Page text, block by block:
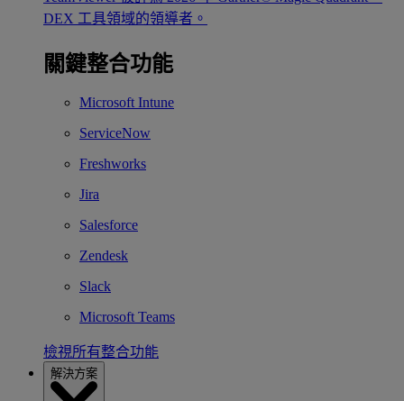
DEX 工具領域的領導者。
關鍵整合功能
Microsoft Intune
ServiceNow
Freshworks
Jira
Salesforce
Zendesk
Slack
Microsoft Teams
檢視所有整合功能
解決方案